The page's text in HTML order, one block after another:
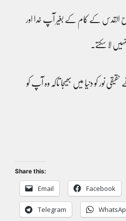
روح القدس کے کام کے بغیر آپ خدا اور
لا سکتے۔
نور کو دنیا میں بھیجا تاکہ وہ آپ کو
Share this:
Email Facebook
Telegram